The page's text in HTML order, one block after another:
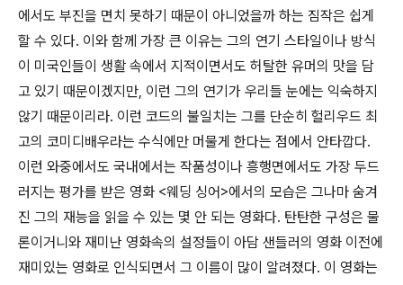
에서도 부진을 면치 못하기 때문이 아니었을까 하는 짐작은 쉽게
할 수 있다. 이와 함께 가장 큰 이유는 그의 연기 스타일이나 방식
이 미국인들이 생활 속에서 지적이면서도 허탈한 유머의 맛을 담
고 있기 때문이겠지만, 이런 그의 연기가 우리들 눈에는 익숙하지
않기 때문이리라. 이런 코드의 불일치는 그를 단순히 헐리우드 최
고의 코미디배우라는 수식에만 머물게 한다는 점에서 안타깝다.
이런 와중에서도 국내에서는 작품성이나 흥행면에서도 가장 두드
러지는 평가를 받은 영화 <웨딩 싱어>에서의 모습은 그나마 숨겨
진 그의 재능을 읽을 수 있는 몇 안 되는 영화다. 탄탄한 구성은 물
론이거니와 재미난 영화속의 설정들이 아담 샌들러의 영화 이전에
재미있는 영화로 인식되면서 그 이름이 많이 알려졌다. 이 영화는